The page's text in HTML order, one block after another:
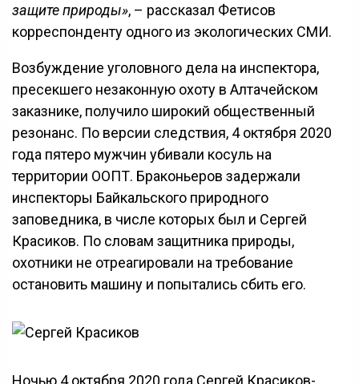
защите природы», – рассказал Фетисов
корреспонденту одного из экологических СМИ.
Возбуждение уголовного дела на инспектора,
пресекшего незаконную охоту в Алтачейском
заказнике, получило широкий общественный
резонанс. По версии следствия, 4 октября 2020
года пятеро мужчин убивали косуль на
территории ООПТ. Браконьеров задержали
инспекторы Байкальского природного
заповедника, в числе которых был и Сергей
Красиков. По словам защитника природы,
охотники не отреагировали на требование
остановить машину и попытались сбить его.
Ночью 4 октября 2020 года Сергей Красиков-